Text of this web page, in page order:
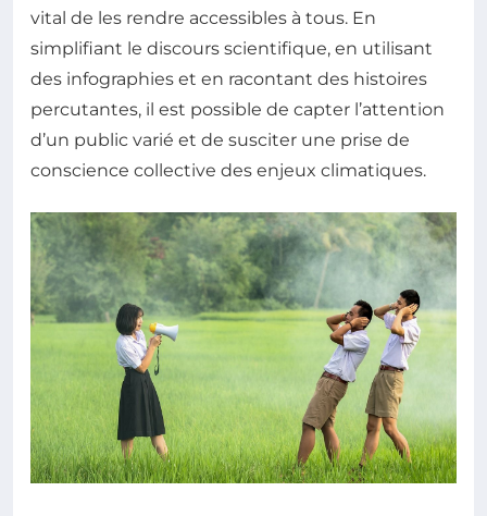
vital de les rendre accessibles à tous. En
simplifiant le discours scientifique, en utilisant
des infographies et en racontant des histoires
percutantes, il est possible de capter l’attention
d’un public varié et de susciter une prise de
conscience collective des enjeux climatiques.